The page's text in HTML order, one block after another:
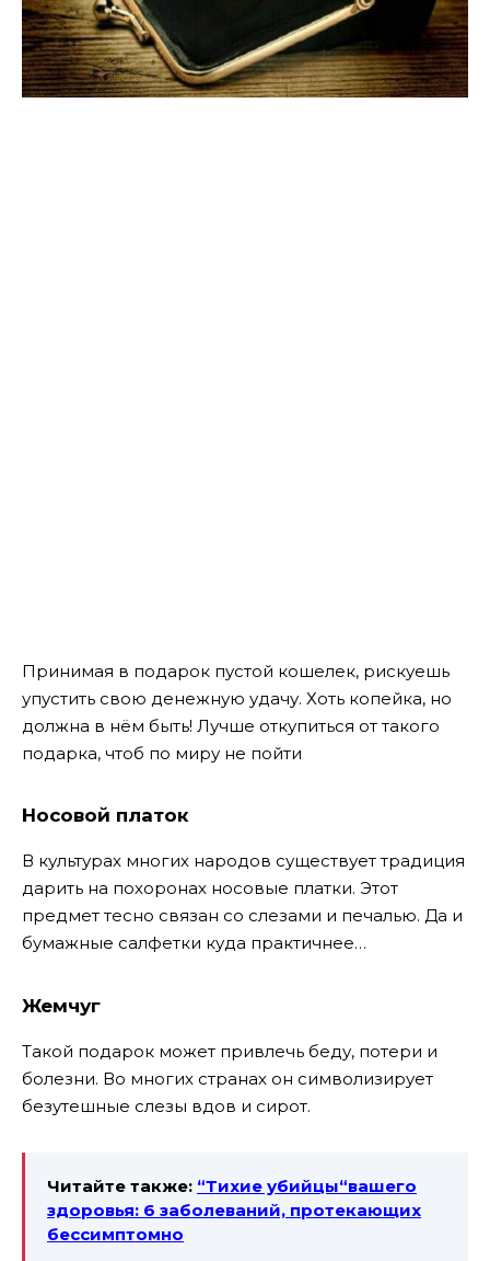
Принимая в подарок пустой кошелек, рискуешь
упустить свою денежную удачу. Хоть копейка, но
должна в нём быть! Лучше откупиться от такого
подарка, чтоб по миру не пойти
Носовой платок
В культурах многих народов существует традиция
дарить на похоронах носовые платки. Этот
предмет тесно связан со слезами и печалью. Да и
бумажные салфетки куда практичнее…
Жемчуг
Такой подарок может привлечь беду, потери и
болезни. Во многих странах он символизирует
безутешные слезы вдов и сирот.
Читайте также: “Тихие убийцы“вашего
здоровья: 6 заболеваний, протекающих
бессимптомно